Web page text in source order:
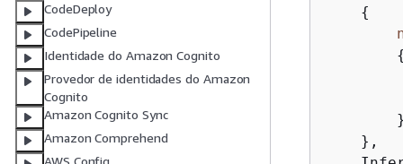
CodeDeploy
CodePipeline
Identidade do Amazon Cognito
Provedor de identidades do Amazon
Cognito
Amazon Cognito Sync
Amazon Comprehend
{
    },